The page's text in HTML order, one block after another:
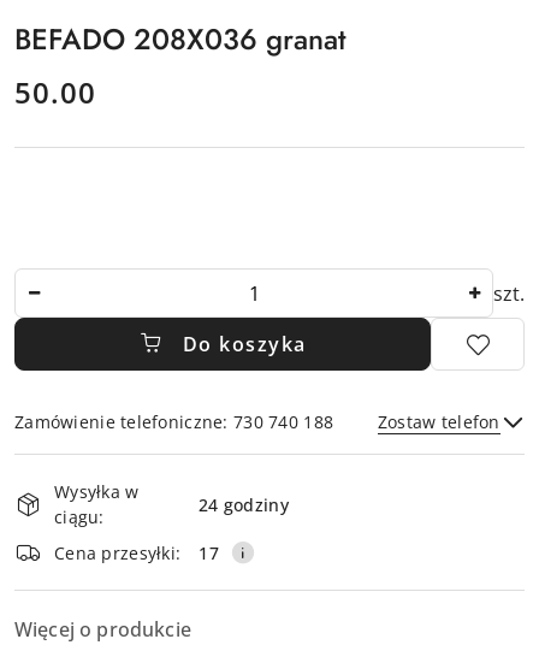
BEFADO 208X036 granat
cena:
50.00
szt.
Do koszyka
Zamówienie telefoniczne: 730 740 188 Zostaw telefon
i
dostawa
Wysyłka w
ciągu:
24 godziny
Cena przesyłki: 17
Więcej o produkcie